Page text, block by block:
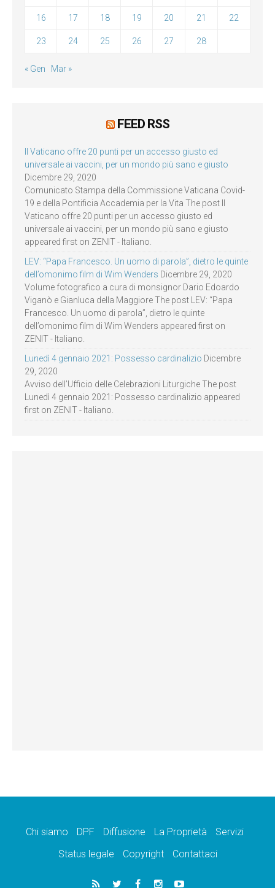
16 17 18 19 20 21 22
23 24 25 26 27 28
« Gen Mar »
FEED RSS
Il Vaticano offre 20 punti per un accesso giusto ed
universale ai vaccini, per un mondo più sano e giusto
Dicembre 29, 2020
Comunicato Stampa della Commissione Vaticana Covid-
19 e della Pontificia Accademia per la Vita The post Il
Vaticano offre 20 punti per un accesso giusto ed
universale ai vaccini, per un mondo più sano e giusto
appeared first on ZENIT - Italiano.
LEV: “Papa Francesco. Un uomo di parola”, dietro le quinte
dell’omonimo film di Wim Wenders Dicembre 29, 2020
Volume fotografico a cura di monsignor Dario Edoardo
Viganò e Gianluca della Maggiore The post LEV: “Papa
Francesco. Un uomo di parola”, dietro le quinte
dell’omonimo film di Wim Wenders appeared first on
ZENIT - Italiano.
Lunedì 4 gennaio 2021: Possesso cardinalizio Dicembre
29, 2020
Avviso dell’Ufficio delle Celebrazioni Liturgiche The post
Lunedì 4 gennaio 2021: Possesso cardinalizio appeared
first on ZENIT - Italiano.
Chi siamo DPF Diffusione La Proprietà
Servizi
Status legale
Copyright Contattaci